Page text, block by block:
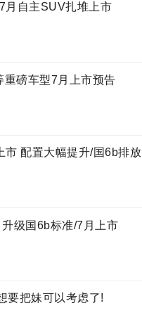
月自主SUV扎堆上市
磅车型7月上市预告
市 配置大幅提升/国6b排放
级国6b标准/7月上市
要把妹可以考虑了!